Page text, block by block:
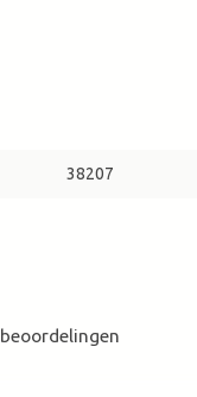
38207
beoordelingen